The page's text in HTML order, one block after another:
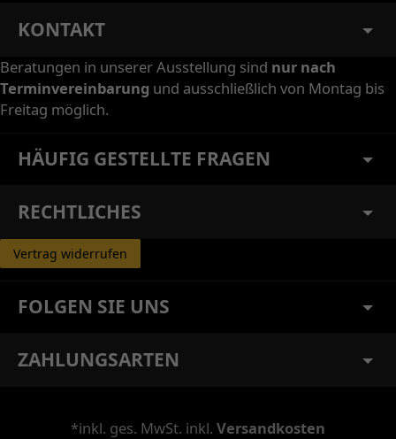
KONTAKT
Beratungen in unserer Ausstellung sind nur nach
Terminvereinbarung und ausschließlich von Montag bis
Freitag möglich.
HÄUFIG GESTELLTE FRAGEN
RECHTLICHES
Vertrag widerrufen
FOLGEN SIE UNS
ZAHLUNGSARTEN
*inkl. ges. MwSt. inkl. Versandkosten